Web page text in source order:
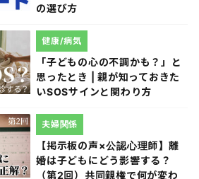
の選び方
「子どもの心の不調かも？」と
思ったとき | 親が知っておきた
いSOSサインと関わり方
健康/病気
【掲示板の声×公認心理師】離
婚は子どもにどう影響する？
（第2回）共同親権で何が変わ
夫婦関係